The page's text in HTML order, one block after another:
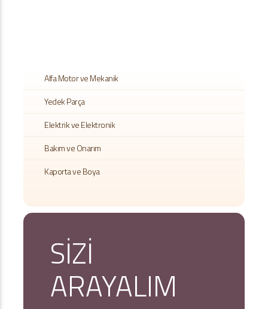
Alfa Motor ve Mekanik
Yedek Parça
Elektrik ve Elektronik
Bakım ve Onarım
Kaporta ve Boya
SİZİ
ARAYALIM